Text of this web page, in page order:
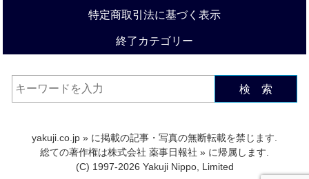
特定商取引法に基づく表示
終了カテゴリー
検 索
yakuji.co.jp » に掲載の記事・写真の無断転載を禁じます.
総ての著作権は株式会社 薬事日報社 » に帰属します.
(C) 1997-2026 Yakuji Nippo, Limited